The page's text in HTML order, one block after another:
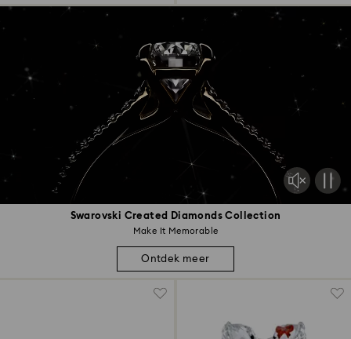
Swarovski Created Diamonds Collection
Make It Memorable
Ontdek meer